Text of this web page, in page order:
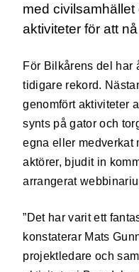
med
aktiviteter för att
För Bilkårens del har
tidigare rekord.
genomfört aktiviteter
synts på gator och
egna eller medverkat
aktörer, bjudit in
arrangerat
”Det har varit ett
konstaterar Mats
projektledare och